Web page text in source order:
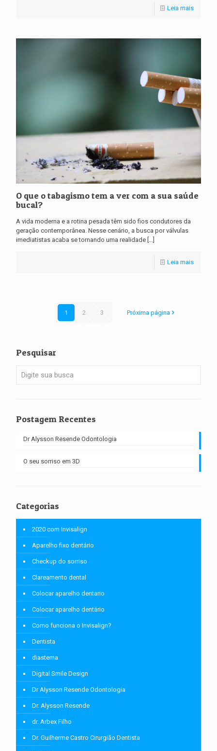
Leia mais
O que o tabagismo tem a ver com a sua saúde
bucal?
A vida moderna e a rotina pesada têm sido fios condutores da
geração contemporânea. Nesse cenário, a busca por válvulas
imediatistas acaba se tornando uma realidade
Leia mais
1 2 3 Próxima página
Pesquisar
Postagem Recentes
Dr Alysson Resende Odontologia
O seu sorriso em 3D
Categorias
2020 com Invisalign
Aparelho fixo dentário
Checkup do sorriso
Clareamento dental
Colocar aparelho dentario
Colocar aparelho dentário
Como funciona o Invisalign?
Dentista
diastema
Digital Smile Design
Dr Alysson Resende Odontologia
Dr. Alysson Resende
dr. Arbex Filho
Dr. Guilherme Castro Cirurgião Dentista